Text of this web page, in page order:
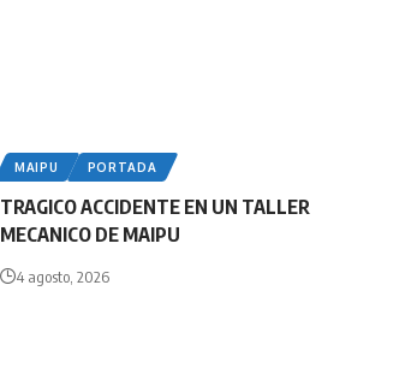
MAIPU PORTADA
TRAGICO ACCIDENTE EN UN TALLER
MECANICO DE MAIPU
4 agosto, 2026